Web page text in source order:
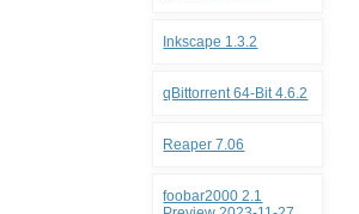
Inkscape 1.3.2
qBittorrent 64-Bit 4.6.2
Reaper 7.06
foobar2000 2.1